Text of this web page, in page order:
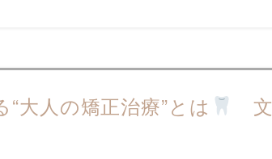
大人の矯正治療”とは
文